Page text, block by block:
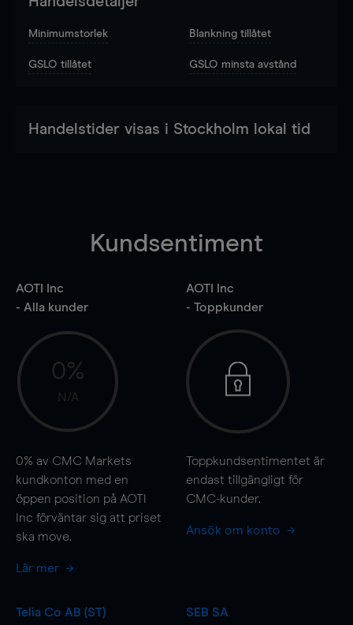
Minimumstorlek Blankning tillåtet
GSLO tillåtet GSLO minsta avstånd
Handelstider visas i Stockholm lokal tid
Kundsentiment
AOTI Inc
- Alla kunder
0%
N/A
0% av CMC Markets
kundkonton med en
öppen position på AOTI
Inc förväntar sig att priset
ska move.
Lär mer
AOTI Inc
- Toppkunder
Toppkundsentimentet är
endast tillgängligt för
CMC-kunder.
Ansök om konto
Telia Co AB (ST)
SEB SA